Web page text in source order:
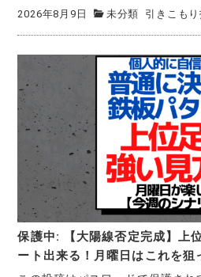
2026年8月9日 未分類 引きこも
保護中: 【大陽線否定完成】上
ート出来る！月曜日はこれを狙